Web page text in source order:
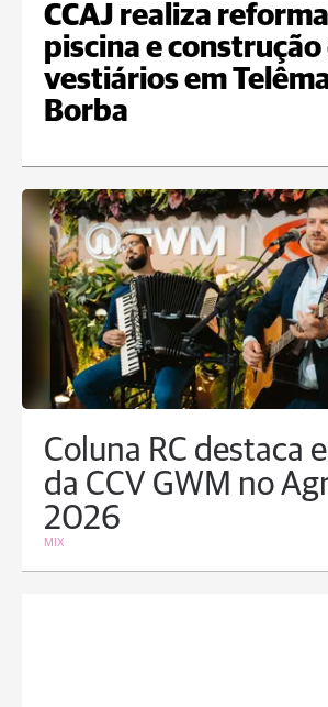
CCAJ realiza
piscina e construção
vestiários em
Borba
Coluna RC destaca
da CCV GWM no
2026
MIX